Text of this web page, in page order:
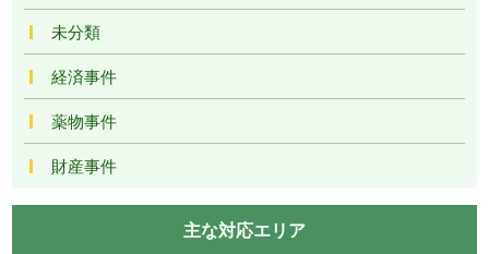
未分類
経済事件
薬物事件
財産事件
主な対応エリア